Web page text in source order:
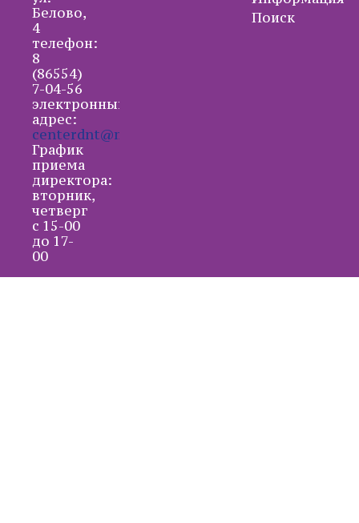
Белово,
4
телефон:
8
(86554)
7-04-56
электронный
адрес:
centerdnt@mail.ru
График
приема
директора:
вторник,
четверг
с 15-00
до 17-
00
Поиск